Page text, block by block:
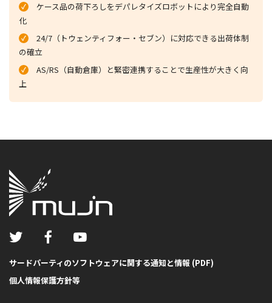
ケース品の荷下ろしをデパレタイズロボットにより完全自動
化
24/7（トウェンティフォー・セブン）に対応できる出荷体制
の確立
AS/RS（自動倉庫）と緊密連携することで生産性が大きく向
上
サードパーティのソフトウェアに関する通知と情報 (PDF)
個人情報保護方針等